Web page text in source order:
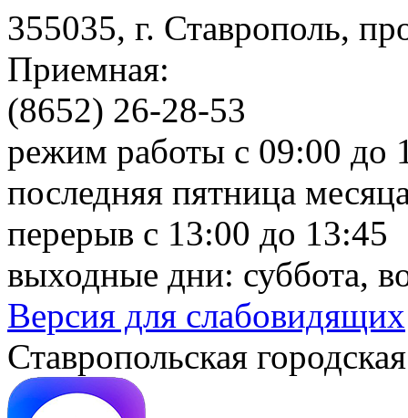
355035, г. Ставрополь,
Приемная:
(8652) 26-28-53
режим работы с 09:00 до
последняя пятница
перерыв с 13:00 до 13:45
выходные дни: суббота,
Версия для слабовидящих
Ставропольская